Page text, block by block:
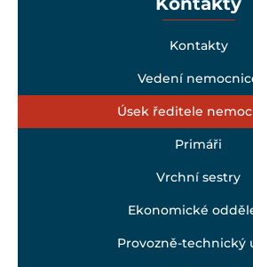
Kontakty
Vedení
Úsek ředitele
Primáři
Vrchní sestry
Ekonomické
Provozně-technický